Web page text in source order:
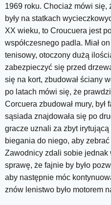
1969 roku. Chociaż mówi się,
były na statkach
XX wieku, to Croucuera jest
współczesnego padla. Miał
tenisowy, otoczony dużą
zabezpieczyć się przed
się na kort, zbudował ściany
po latach mówi się, że
Corcuera zbudował mury, był
sąsiada znajdowała się po
gracze uznali za zbyt
biegania do niego, aby zebrać
Zawodnicy zdali sobie jednak
sprawę, że fajnie by było
aby następnie móc
znów lenistwo było motorem